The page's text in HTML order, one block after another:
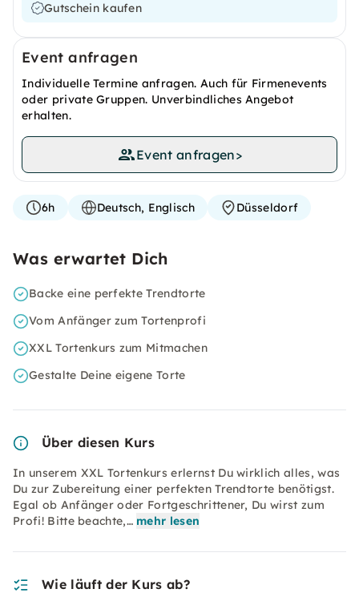
Gutschein kaufen
Event anfragen
Individuelle Termine anfragen. Auch für Firmenevents
oder private Gruppen. Unverbindliches Angebot
erhalten.
Event anfragen>
6h Deutsch, Englisch Düsseldorf
Was erwartet Dich
Backe eine perfekte Trendtorte
Vom Anfänger zum Tortenprofi
XXL Tortenkurs zum Mitmachen
Gestalte Deine eigene Torte
Über diesen Kurs
In unserem XXL Tortenkurs erlernst Du wirklich alles, was
Du zur Zubereitung einer perfekten Trendtorte benötigst.
Egal ob Anfänger oder Fortgeschrittener, Du wirst zum
Profi! Bitte beachte,… mehr lesen
Wie läuft der Kurs ab?